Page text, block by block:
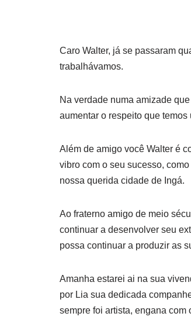
Caro Walter, já se passaram
trabalhávamos.
Na verdade numa amizade
aumentar o respeito que temos
Além de amigo você Walter é
vibro com o seu sucesso,
nossa querida cidade de Ingá.
Ao fraterno amigo de meio
continuar a desenvolver seu
possa continuar a produzir as
Amanha estarei ai na sua
por Lia sua dedicada
sempre foi artista, engana com